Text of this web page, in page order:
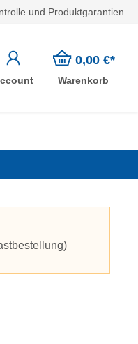
und Produktgarantien
0,00 €*
Warenkorb